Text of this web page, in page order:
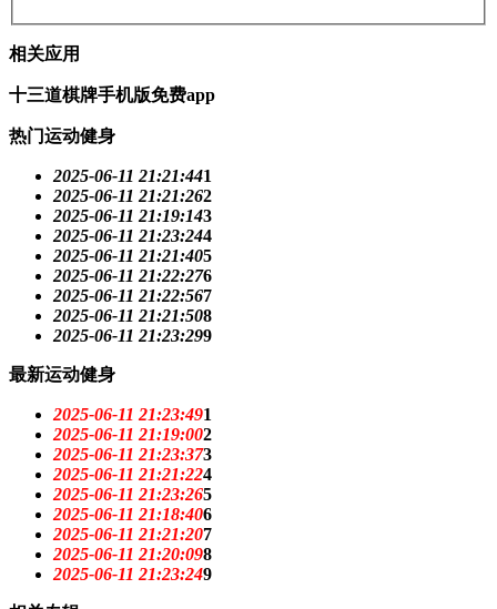
相关应用
十三道棋牌手机版免费app
热门运动健身
2025-06-11 21:21:441
2025-06-11 21:21:262
2025-06-11 21:19:143
2025-06-11 21:23:244
2025-06-11 21:21:405
2025-06-11 21:22:276
2025-06-11 21:22:567
2025-06-11 21:21:508
2025-06-11 21:23:299
最新运动健身
2025-06-11 21:23:491
2025-06-11 21:19:002
2025-06-11 21:23:373
2025-06-11 21:21:224
2025-06-11 21:23:265
2025-06-11 21:18:406
2025-06-11 21:21:207
2025-06-11 21:20:098
2025-06-11 21:23:249